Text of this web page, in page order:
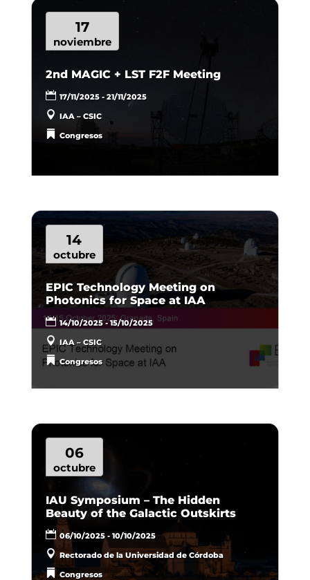
17
noviembre
2nd MAGIC + LST F2F Meeting
17/11/2025 - 21/11/2025
IAA – CSIC
Congresos
14
octubre
EPIC Technology Meeting on
Photonics for Space at IAA
14/10/2025 - 15/10/2025
IAA – CSIC
Congresos
06
octubre
IAU Symposium – The Hidden
Beauty of the Galactic Outskirts
06/10/2025 - 10/10/2025
Rectorado de la Universidad de Córdoba
Congresos